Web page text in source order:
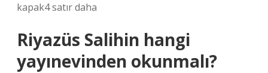
kapak4 satır daha
Riyazüs Salihin hangi
yayınevinden okunmalı?